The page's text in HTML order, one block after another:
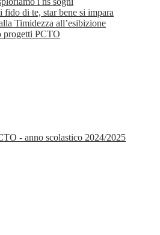
fido di te, star bene si impara
Timidezza all’esibizione
progetti PCTO
- anno scolastico 2024/2025